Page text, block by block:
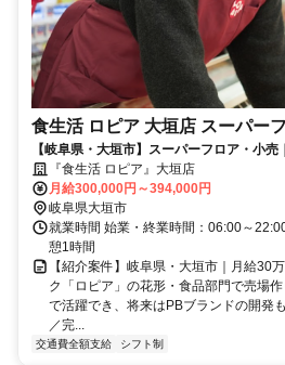
食生活 ロピア 大垣店 スーパー
【岐阜県・大垣市】スーパーフロア・小
『食生活 ロピア』大垣店
月給300,000円～394,000円
岐阜県大垣市
就業時間 始業・終業時間：06:00～
憩1時間
【紹介案件】岐阜県・大垣市｜月給30
ク「ロピア」の花形・食品部門で売場
で活躍でき、将来はPBブランドの開発
／完...
交通費全額支給 シフト制